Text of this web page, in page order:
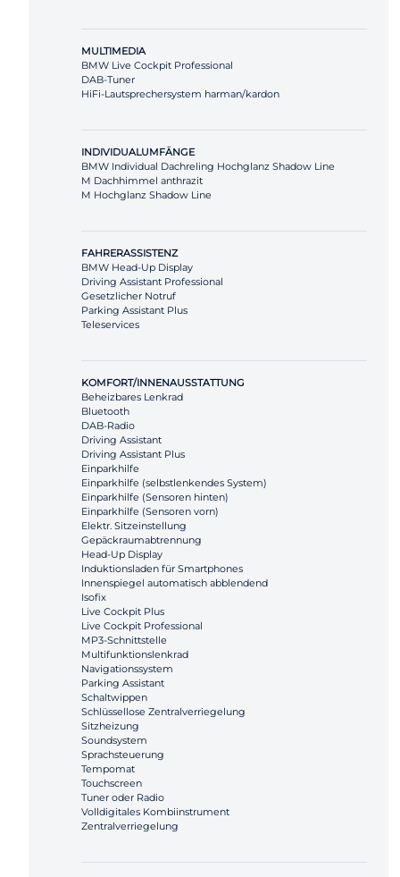
MULTIMEDIA
BMW Live Cockpit Professional
DAB-Tuner
HiFi-Lautsprechersystem harman/kardon
INDIVIDUALUMFÄNGE
BMW Individual Dachreling Hochglanz Shadow Line
M Dachhimmel anthrazit
M Hochglanz Shadow Line
FAHRERASSISTENZ
BMW Head-Up Display
Driving Assistant Professional
Gesetzlicher Notruf
Parking Assistant Plus
Teleservices
KOMFORT/INNENAUSSTATTUNG
Beheizbares Lenkrad
Bluetooth
DAB-Radio
Driving Assistant
Driving Assistant Plus
Einparkhilfe
Einparkhilfe (selbstlenkendes System)
Einparkhilfe (Sensoren hinten)
Einparkhilfe (Sensoren vorn)
Elektr. Sitzeinstellung
Gepäckraumabtrennung
Head-Up Display
Induktionsladen für Smartphones
Innenspiegel automatisch abblendend
Isofix
Live Cockpit Plus
Live Cockpit Professional
MP3-Schnittstelle
Multifunktionslenkrad
Navigationssystem
Parking Assistant
Schaltwippen
Schlüssellose Zentralverriegelung
Sitzheizung
Soundsystem
Sprachsteuerung
Tempomat
Touchscreen
Tuner oder Radio
Volldigitales Kombiinstrument
Zentralverriegelung